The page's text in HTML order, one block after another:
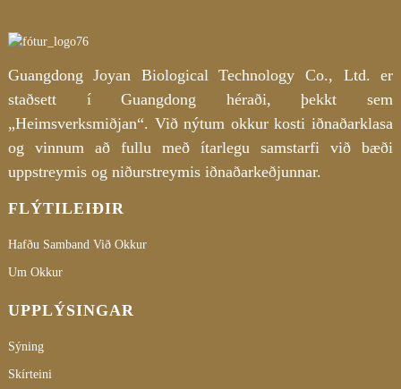
Guangdong Joyan Biological Technology Co., Ltd. er
staðsett í Guangdong héraði, þekkt sem
„Heimsverksmiðjan“. Við nýtum okkur kosti iðnaðarklasa
og vinnum að fullu með ítarlegu samstarfi við bæði
uppstreymis og niðurstreymis iðnaðarkeðjunnar.
FLÝTILEIÐIR
Hafðu Samband Við Okkur
Um Okkur
UPPLÝSINGAR
Sýning
Skírteini